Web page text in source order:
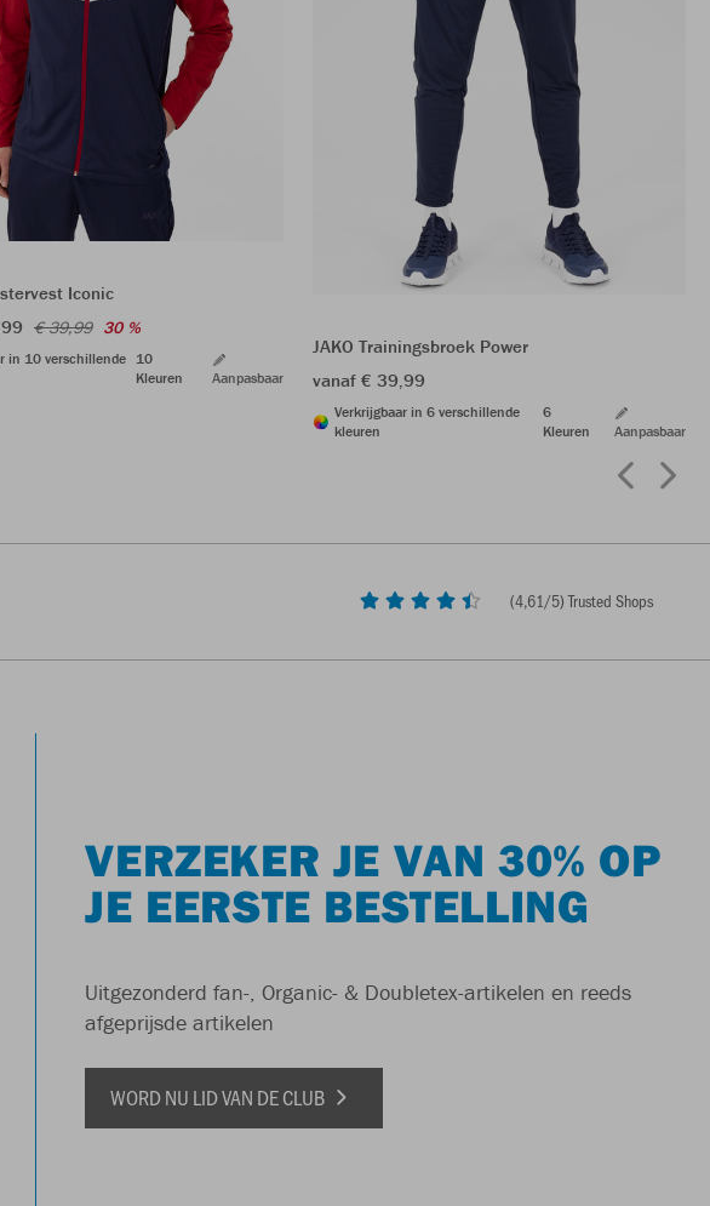
Iconic
€ 39,99 30 %
in 10 verschillende
10
Kleuren
Aanpasbaar
JAKO Trainingsbroek Power
vanaf € 39,99
Verkrijgbaar in 6 verschillende
kleuren
6
Kleuren
Aanpasbaar
(4,61/5) Trusted Shops
VERZEKER JE VAN 30% OP
JE EERSTE BESTELLING
Uitgezonderd fan-, Organic- & Doubletex-artikelen en reeds
afgeprijsde artikelen
WORD NU LID VAN DE CLUB